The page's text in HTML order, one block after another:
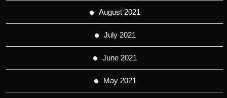
August 2021
July 2021
June 2021
May 2021